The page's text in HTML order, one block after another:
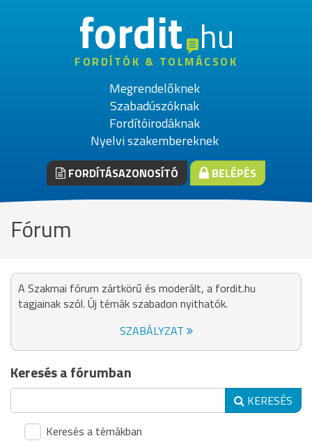
fordithu
FORDÍTÓK & TOLMÁCSOK
Megrendelőknek
Szabadúszóknak
Fordítóirodáknak
Nyelvi szakembereknek
FORDÍTÁSAZONOSÍTÓ BELÉPÉS
Fórum
A Szakmai fórum zártkörű és moderált, a fordit.hu
tagjainak szól. Új témák szabadon nyithatók.
SZABÁLYZAT
Keresés a fórumban
KERESÉS
Keresés a témákban